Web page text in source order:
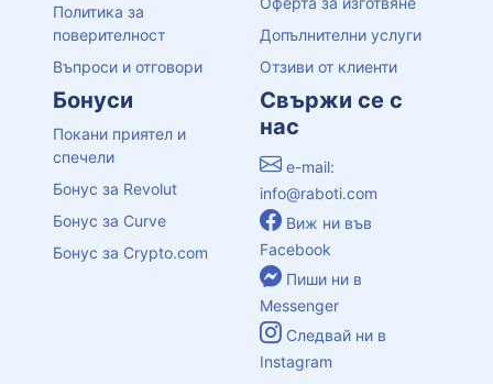
Политика за
поверителност
Въпроси и отговори
Допълнителни услуги
Отзиви от клиенти
Бонуси
Покани приятел и
спечели
Бонус за Revolut
Бонус за Curve
Бонус за Crypto.com
Свържи се с
нас
e-mail:
info@raboti.com
Виж ни във
Facebook
Пиши ни в
Messenger
Следвай ни в
Instagram